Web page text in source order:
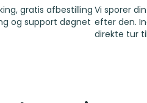
gratis afbestilling
og support døgnet
Vi sporer
efter den.
direkte tur